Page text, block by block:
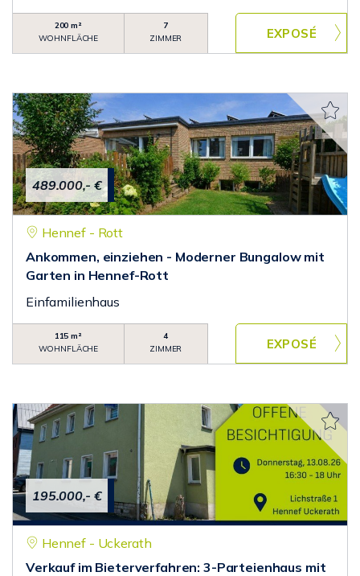
200 m²
WOHNFLÄCHE
7
ZIMMER
489.000,- €
Hennef - Rott
Ankommen, einziehen - Moderner Bungalow mit
Garten in Hennef-Rott
Einfamilienhaus
115 m²
WOHNFLÄCHE
4
ZIMMER
195.000,- €
Hennef - Uckerath
Verkauf im Bieterverfahren: 3-Parteienhaus mit